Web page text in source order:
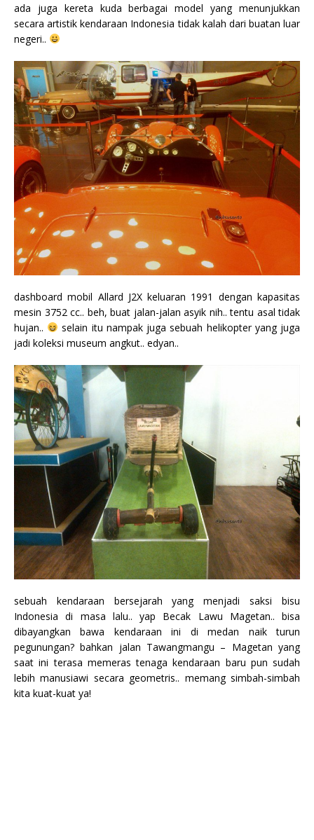
ada juga kereta kuda berbagai model yang menunjukkan
secara artistik kendaraan Indonesia tidak kalah dari buatan luar
negeri..
dashboard mobil Allard J2X keluaran 1991 dengan kapasitas
mesin 3752 cc.. beh, buat jalan-jalan asyik nih.. tentu asal tidak
hujan..
selain itu nampak juga sebuah helikopter yang juga
jadi koleksi museum angkut.. edyan..
sebuah kendaraan bersejarah yang menjadi saksi bisu
Indonesia di masa lalu.. yap Becak Lawu Magetan.. bisa
dibayangkan bawa kendaraan ini di medan naik turun
pegunungan? bahkan jalan Tawangmangu – Magetan yang
saat ini terasa memeras tenaga kendaraan baru pun sudah
lebih manusiawi secara geometris.. memang simbah-simbah
kita kuat-kuat ya!